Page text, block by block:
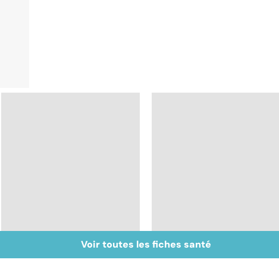
Staphylocoque doré :
une bactérie sous
Le café : une mine
d'or pour notre
Voir toutes les fiches santé